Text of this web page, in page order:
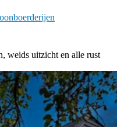
weids uitzicht en alle rust